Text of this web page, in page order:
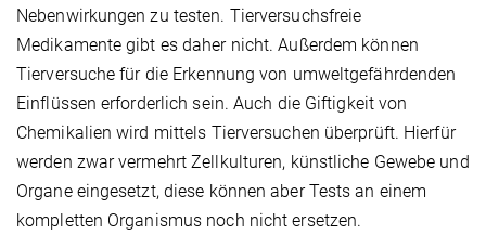
Nebenwirkungen zu testen. Tierversuchsfreie
Medikamente gibt es daher nicht. Außerdem können
Tierversuche für die Erkennung von umweltgefährdenden
Einflüssen erforderlich sein. Auch die Giftigkeit von
Chemikalien wird mittels Tierversuchen überprüft. Hierfür
werden zwar vermehrt Zellkulturen, künstliche Gewebe und
Organe eingesetzt, diese können aber Tests an einem
kompletten Organismus noch nicht ersetzen.